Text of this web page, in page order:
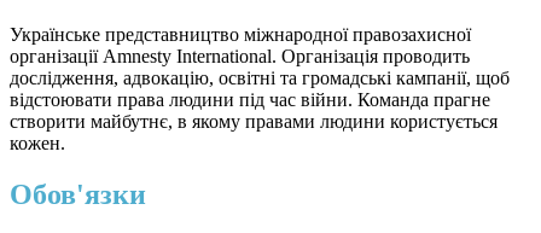
Українське представництво міжнародної правозахисної
організації Amnesty International. Організація проводить
дослідження, адвокацію, освітні та громадські кампанії, щоб
відстоювати права людини під час війни. Команда прагне
створити майбутнє, в якому правами людини користується
кожен.
Обов'язки